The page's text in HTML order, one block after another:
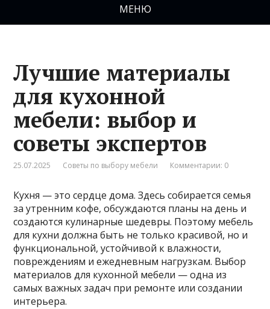
МЕНЮ
Лучшие материалы
для кухонной
мебели: выбор и
советы экспертов
25.07.2025 Советы по выбору мебели Комментарии: 0
Кухня — это сердце дома. Здесь собирается семья
за утренним кофе, обсуждаются планы на день и
создаются кулинарные шедевры. Поэтому мебель
для кухни должна быть не только красивой, но и
функциональной, устойчивой к влажности,
повреждениям и ежедневным нагрузкам. Выбор
материалов для кухонной мебели — одна из
самых важных задач при ремонте или создании
интерьера.